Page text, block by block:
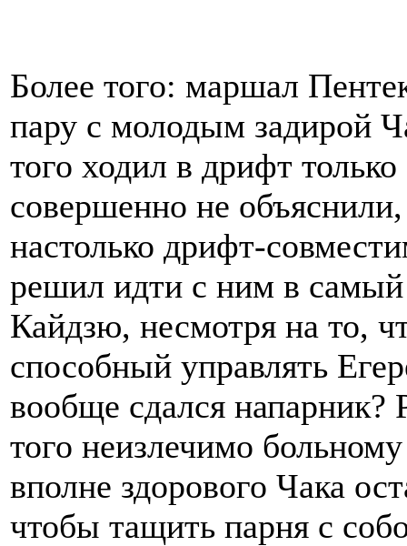
Более того: маршал
пару с молодым задирой
того ходил в дрифт
совершенно не
настолько дрифт-
решил идти с ним в
Кайдзю, несмотря на то,
способный управлять
вообще сдался напарник?
того неизлечимо
вполне здорового Чака
чтобы тащить парня с